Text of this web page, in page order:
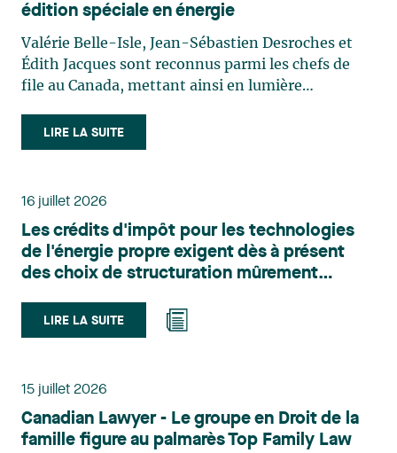
édition spéciale en énergie
Valérie Belle-Isle, Jean-Sébastien Desroches et
Édith Jacques sont reconnus parmi les chefs de
file au Canada, mettant ainsi en lumière
le domaine du droit des technologies. Valérie
Belle-Isle est associée au sein du groupe de droit
principalement sur le droit de l’environnement,
du territoire. Elle conseille et représente une
clientèle publique et privée dans le cadre d’enjeux
touchant notamment les obligations
et de permis, l’application et la contestation de
règlements d’urbanisme, ainsi que les dossiers
municipalités dans la validation juridique de leurs
Reconnue pour son approche à la fois stratégique
et pratique, elle intervient aussi en matière de
LIRE LA SUITE
16 juillet 2026
Les crédits d'impôt pour les technologies
de l'énergie propre exigent dès à présent
des choix de structuration mûrement
LIRE LA SUITE
15 juillet 2026
Canadian Lawyer - Le groupe en Droit de la
famille figure au palmarès Top Family Law